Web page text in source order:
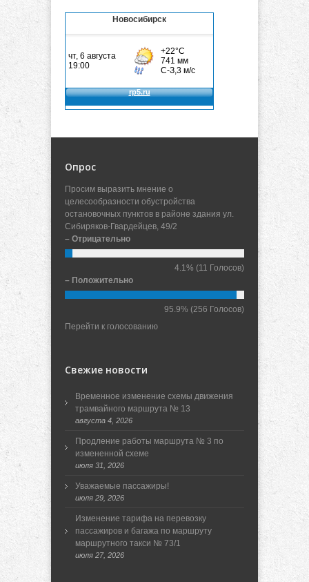
Новосибирск
Опрос
Просим выразить мнение о
целесообразности обустройства
остановочных пунктов в районе здания ул.
Сибиряков-Гвардейцев, 49/2
– Отрицательно
4.1% (11 Голосов)
– Положительно
95.9% (256 Голосов)
Перейти к голосованию
Свежие новости
Временное изменение схемы движения
трамвайного маршрута № 13
августа 4, 2026
Продление работы маршрута № 3 по
измененной схеме
июля 31, 2026
Уважаемые пассажиры!
июля 29, 2026
Изменение тарифа на перевозку
пассажиров и багажа по маршруту
маршрутного такси № 73/1
июля 27, 2026